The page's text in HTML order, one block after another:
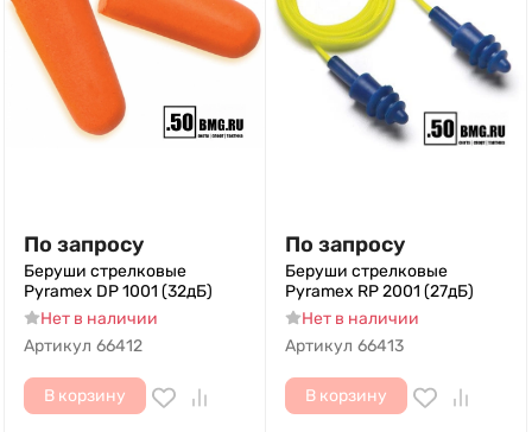
По запросу
Беруши стрелковые
Pyramex DP 1001 (32дБ)
Нет в наличии
Артикул 66412
В корзину
По запросу
Беруши стрелковые
Pyramex RP 2001 (27дБ)
Нет в наличии
Артикул 66413
В корзину